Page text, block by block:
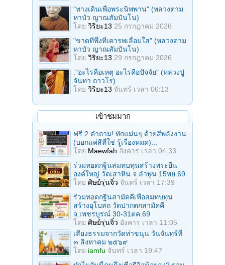
"ทางเดินเพื่อพระนิพพาน" (หลวงตาม
หาบัว ญาณสัมปันโน)
โดย วิริยะ13 25 กรกฎาคม 2026
"ขาดที่พึ่งที่เคารพเลื่อมใส" (หลวงตาม
หาบัว ญาณสัมปันโน)
โดย วิริยะ13 29 กรกฎาคม 2026
."อะไรคือเหตุ อะไรคือปัจจัย" (หลวงปู่
จันทา ถาวโร)
โดย วิริยะ13 จันทร์ เวลา 06:13
เข้าชมมาก
ฟรี 2 คำถาม! ทักแม่นๆ ด้วยสีพลังงาน
(บอกแค่สีที่ใช่ รู้เรื่องหมด)...
โดย Maewfah อังคาร เวลา 04:33
ร่วมทอดกฐินสมทบทุนสร้างพระยืน
องค์ใหญ่ วัดเสาหิน จ.ลําพูน 15พย.69
โดย ศิษย์รุ่นจิ๋ว จันทร์ เวลา 17:39
ร่วมทอดกฐินสามัคคีเพื่อสมทบทุน
สร้างอุโบสถ วัดปากตกสามัคคี
จ.เพชรบูรณ์ 30-31ตค.69
โดย ศิษย์รุ่นจิ๋ว อังคาร เวลา 11:05
เสียงธรรมจากวัดท่าขนุน วันจันทร์ที่
๓ สิงหาคม ๒๕๖๙
โดย iamfu จันทร์ เวลา 19:47